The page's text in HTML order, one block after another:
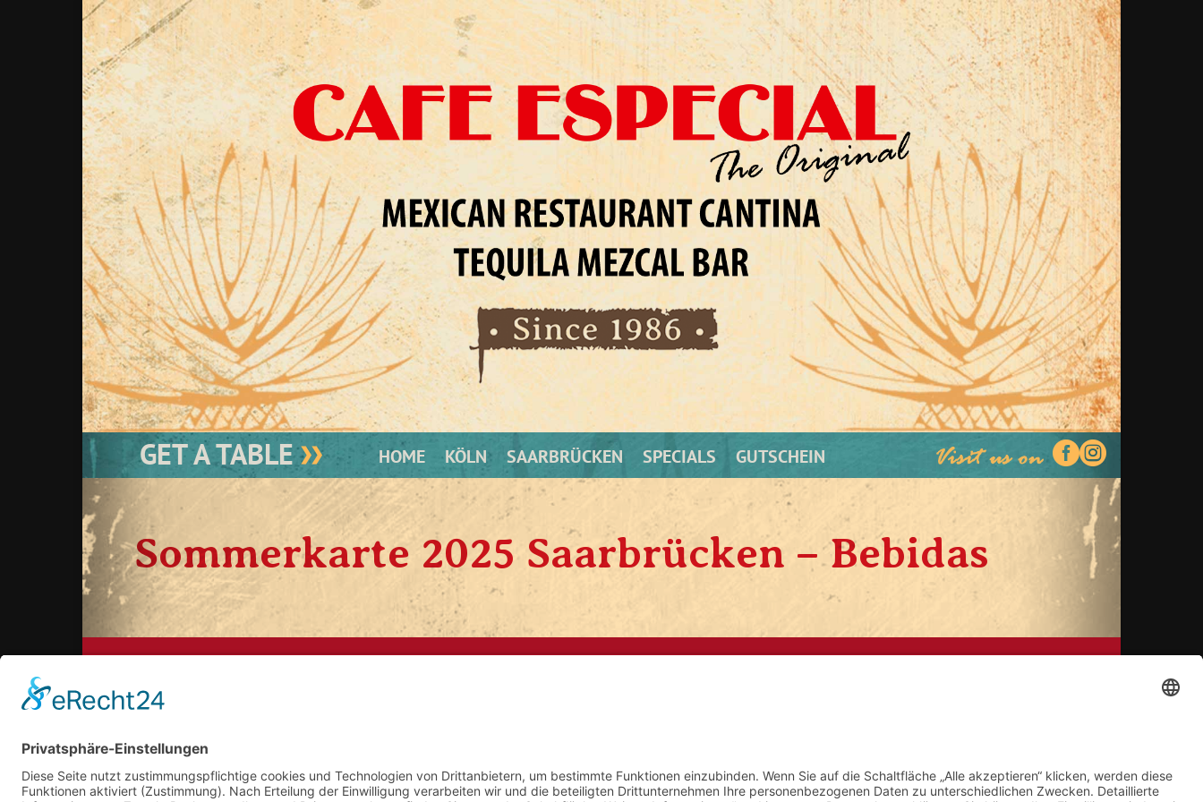
GET A TABLE HOME KÖLN SAARBRÜCKEN SPECIALS GUTSCHEIN 
Sommerkarte 2025 Saarbrücken – Bebidas
Köln: koeln@cafe-especial.com
Saarbrücken: saarbruecken@cafe-especial.com
SPECIALS
SARREBRUCK
IMPRESSUM